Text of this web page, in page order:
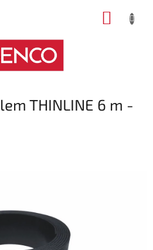
THINLINE 6 m -